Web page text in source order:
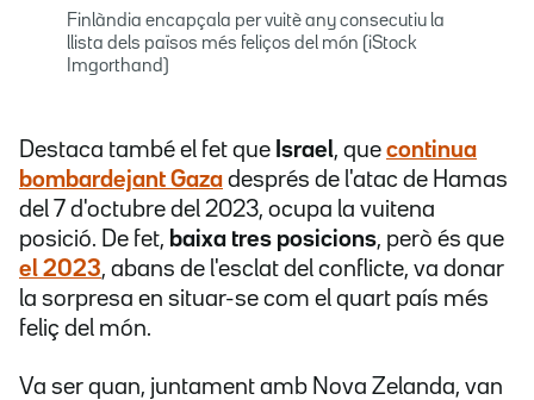
Finlàndia encapçala per vuitè any consecutiu la
llista dels països més feliços del món (iStock
Imgorthand)
Destaca també el fet que Israel, que continua
bombardejant Gaza després de l'atac de Hamas
del 7 d'octubre del 2023, ocupa la vuitena
posició. De fet, baixa tres posicions, però és que
el 2023, abans de l'esclat del conflicte, va donar
la sorpresa en situar-se com el quart país més
feliç del món.
Va ser quan, juntament amb Nova Zelanda, van